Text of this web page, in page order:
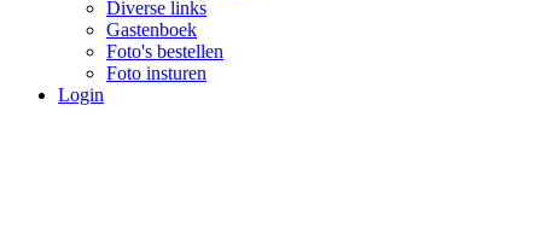
Diverse links
Gastenboek
Foto's bestellen
Foto insturen
Login